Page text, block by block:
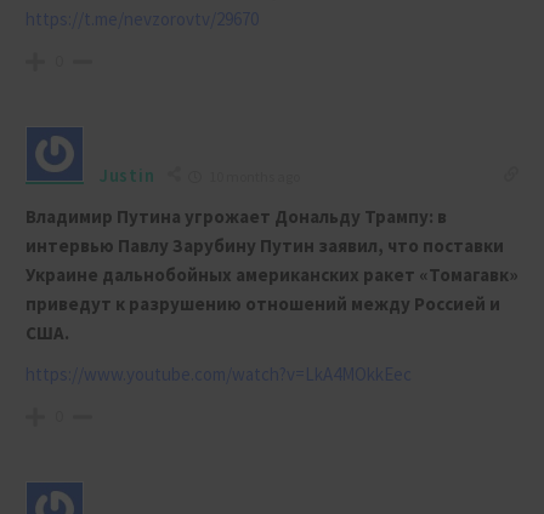
https://t.me/nevzorovtv/29670
Justin
Владимир Путина угрожает Дональду Трампу: в
интервью Павлу Зарубину Путин заявил, что поставки
Украине дальнобойных американских ракет «Томагавк»
приведут к разрушению отношений между Россией и
США.
https://www.youtube.com/watch?v=LkA4MOkkEec